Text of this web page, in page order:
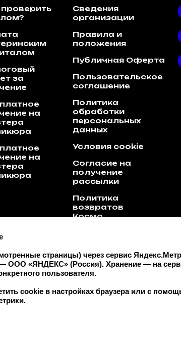
страницы) через сервис
— ООО «ЯНДЕКС» (Россия). Хранение — на
пользователя.
cookie в настройках браузера или с
проверить
за
на
на
Сведения
организации
Правила и
положения
Публичная Оферта
Пользовательское
соглашение
Политика
обработки
персональных
данных
Условия cookie
Согласие на
получение
рассылки
Политика
возвратов
Космо